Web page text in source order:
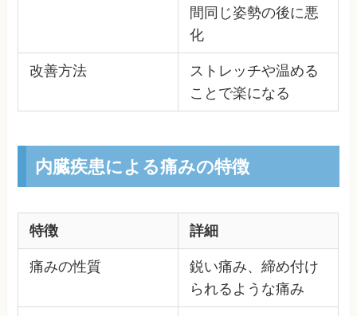
間同じ姿勢の後に悪
化
改善方法
ストレッチや温める
ことで楽になる
内臓疾患による痛みの特徴
特徴 詳細
痛みの性質
鋭い痛み、締め付け
られるような痛み